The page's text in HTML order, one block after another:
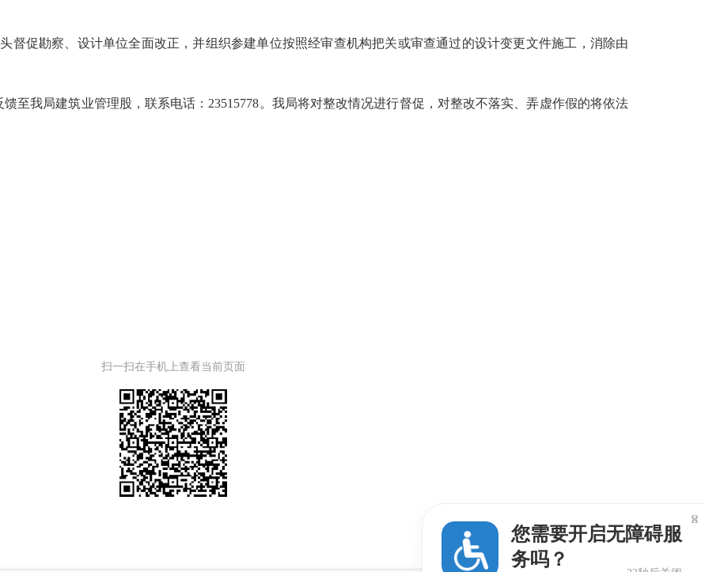
促勘察、设计单位全面改正，并组织参建单位按照经审查机构把关或审查通过的设计变更文件施工，消除由
我局建筑业管理股，联系电话：23515778。我局将对整改情况进行督促，对整改不落实、弄虚作假的将依法
扫一扫在手机上查看当前页面
您需要开启无障碍服
务吗？
